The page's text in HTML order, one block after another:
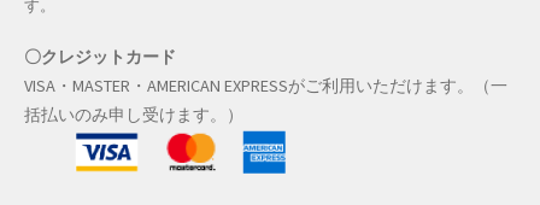
夏服ファッション特集
店舗一覧
店舗管理
す。
〇クレジットカード
VISA・MASTER・AMERICAN EXPRESSがご利用いただけます。（一
括払いのみ申し受けます。）